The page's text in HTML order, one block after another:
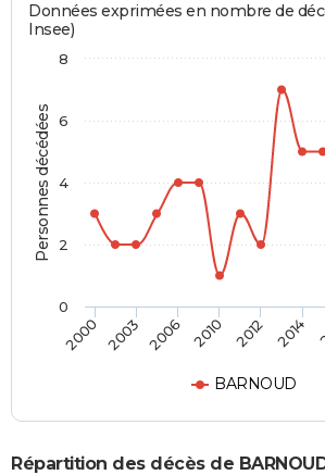
Personnes décédées
Données exprimées en nombre de
Insee)
BARNOUD
2000 2003 2006 2010 2012 2014
0
2
4
6
8
Répartition des décès de